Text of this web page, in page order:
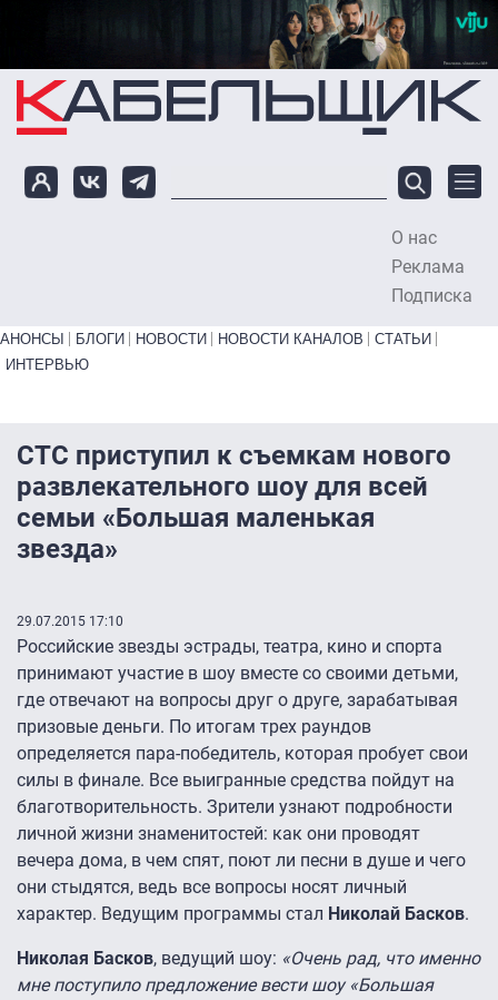
Перейти к основному содержанию
О нас
Реклама
Подписка
Primary links bottom
АНОНСЫ БЛОГИ НОВОСТИ НОВОСТИ КАНАЛОВ
СТАТЬИ
ИНТЕРВЬЮ
СТС приступил к съемкам нового
развлекательного шоу для всей
семьи «Большая маленькая
звезда»
29.07.2015 17:10
Российские звезды эстрады, театра, кино и спорта
принимают участие в шоу вместе со своими детьми,
где отвечают на вопросы друг о друге, зарабатывая
призовые деньги. По итогам трех раундов
определяется пара-победитель, которая пробует свои
силы в финале. Все выигранные средства пойдут на
благотворительность. Зрители узнают подробности
личной жизни знаменитостей: как они проводят
вечера дома, в чем спят, поют ли песни в душе и чего
они стыдятся, ведь все вопросы носят личный
характер. Ведущим программы стал Николай Басков.
Николая Басков, ведущий шоу: «Очень рад, что именно
мне поступило предложение вести шоу «Большая